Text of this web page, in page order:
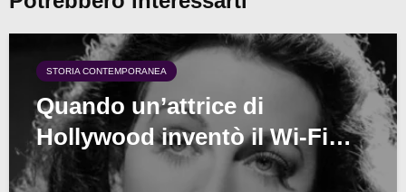
STORIA CONTEMPORANEA
Quando un’attrice di
Hollywood inventò il Wi-Fi…